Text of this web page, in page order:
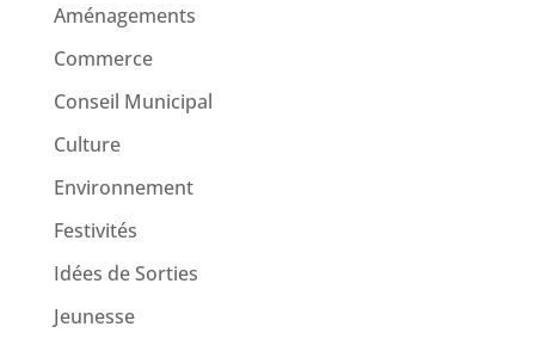
Aménagements
Commerce
Conseil Municipal
Culture
Environnement
Festivités
Idées de Sorties
Jeunesse